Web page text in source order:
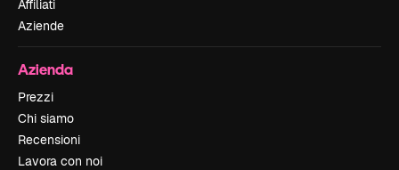
Affiliati
Aziende
Azienda
Prezzi
Chi siamo
Recensioni
Lavora con noi